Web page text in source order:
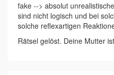
fake --> absolut
sind nicht logisch und bei
solche reflexartigen
Rätsel gelöst. Deine Mutter